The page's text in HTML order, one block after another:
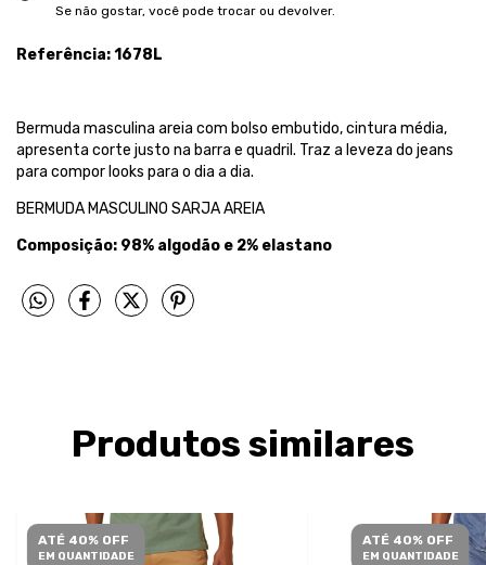
Se não gostar, você pode trocar ou devolver.
Referência: 1678L
Bermuda masculina areia com bolso embutido, cintura média,
apresenta corte justo na barra e quadril. Traz a leveza do jeans
para compor looks para o dia a dia.
BERMUDA MASCULINO SARJA AREIA
Composição: 98% algodão e 2% elastano
Produtos similares
ATÉ 40% OFF
EM QUANTIDADE
ATÉ 40% OFF
EM QUANTIDADE